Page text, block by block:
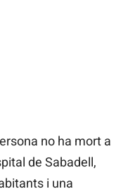
no ha mort a
de Sabadell,
i una